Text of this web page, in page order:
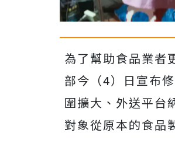
為了幫助食品業者
部今（4）日宣布
圍擴大、外送平台
對象從原本的食品